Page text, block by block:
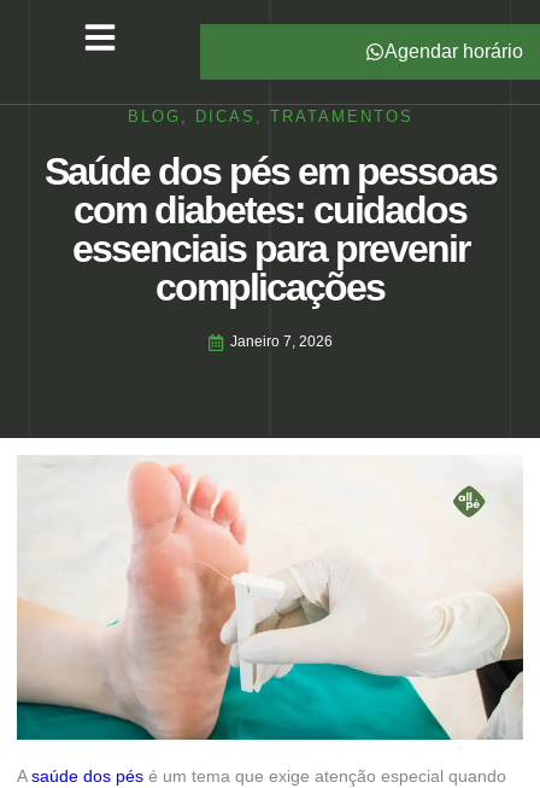
Agendar horário
BLOG , DICAS , TRATAMENTOS
Saúde dos pés em pessoas
com diabetes: cuidados
essenciais para prevenir
complicações
Janeiro 7, 2026
Asaúde dos pés é um tema que exige atenção especial quando